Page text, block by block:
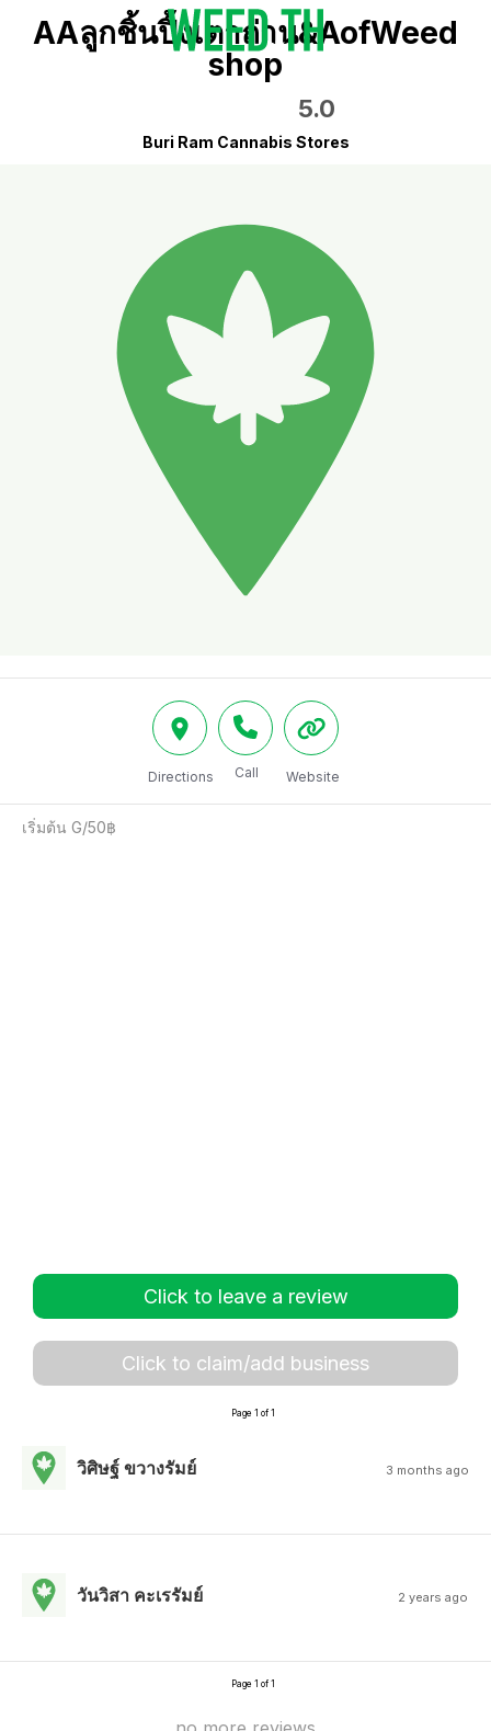
AAลูกชิ้นปิ้งเตาถ่าน&AofWeed
shop
5.0
Buri Ram Cannabis Stores
Directions Call Website
เริ่มต้น G/50฿
Click to leave a review
Click to claim/add business
Page 1 of 1
วิศิษฐ์ ขวางรัมย์ 3 months ago
วันวิสา คะเรรัมย์ 2 years ago
Page 1 of 1